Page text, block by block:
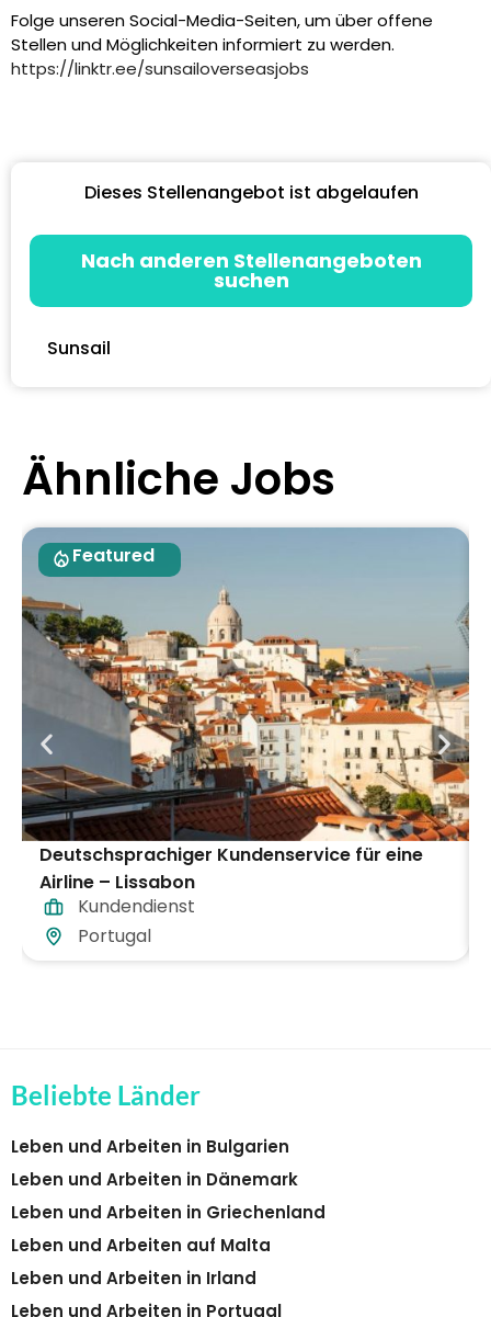
Folge unseren Social-Media-Seiten, um über offene
Stellen und Möglichkeiten informiert zu werden.
https://linktr.ee/sunsailoverseasjobs
Dieses Stellenangebot ist abgelaufen
Nach anderen Stellenangeboten
suchen
Sunsail
Ähnliche Jobs
Featured
Deutschsprachiger Kundenservice für eine
Airline – Lissabon
Kundendienst
Portugal
Beliebte Länder
Leben und Arbeiten in Bulgarien
Leben und Arbeiten in Dänemark
Leben und Arbeiten in Griechenland
Leben und Arbeiten auf Malta
Leben und Arbeiten in Irland
Leben und Arbeiten in Portugal